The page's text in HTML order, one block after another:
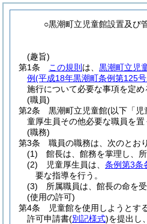
○黒潮町立児童館設置及び
(趣旨)
第1条
この規則 は、 黒潮町立児
例(平成18年黒潮町条例第125
施行について必要な事項を定め
(職員)
第2条
黒潮町立児童館(以下「児
童厚生員その他必要な職員を置
(職務)
第3条
職員の職務は、次のとお
(1)
館長は、館務を掌理し、
(2)
児童厚生員は、 条例第3条
要な指導を行う。
(3)
所属職員は、館長の命を
(使用の許可)
第4条
児童館を使用しようとす
許可申請書(別記様式)を提出し